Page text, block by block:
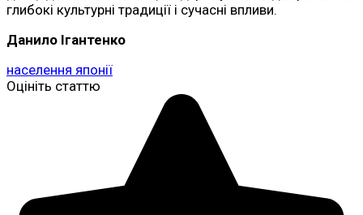
глибокі культурні традиції і сучасні впливи.
Данило Ігантенко
населення японії
Оцініть статтю